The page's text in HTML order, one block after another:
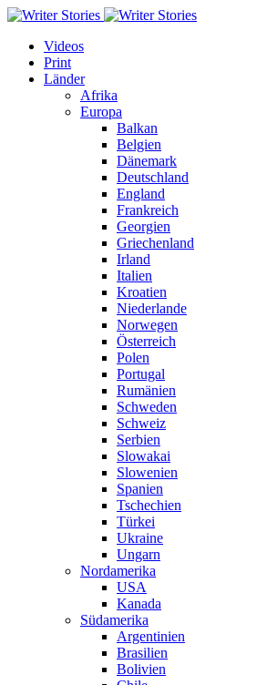
Videos
Print
Länder
Afrika
Europa
Balkan
Belgien
Dänemark
Deutschland
England
Frankreich
Georgien
Griechenland
Irland
Italien
Kroatien
Niederlande
Norwegen
Österreich
Polen
Portugal
Rumänien
Schweden
Schweiz
Serbien
Slowakai
Slowenien
Spanien
Tschechien
Türkei
Ukraine
Ungarn
Nordamerika
USA
Kanada
Südamerika
Argentinien
Brasilien
Bolivien